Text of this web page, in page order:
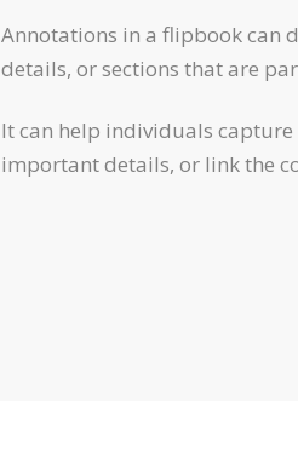
Annotations in a flipbook can
details, or sections that are
It can help individuals
important details, or link the